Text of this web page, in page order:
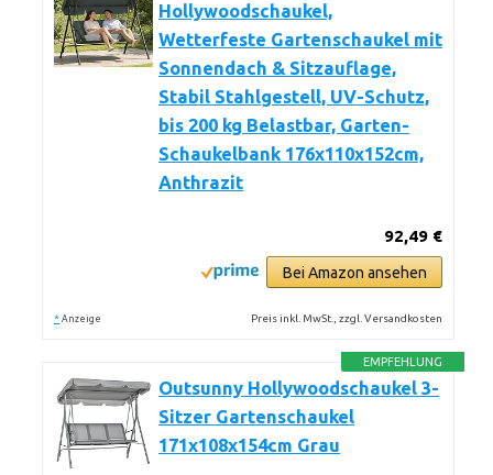
Hollywoodschaukel,
Wetterfeste Gartenschaukel mit
Sonnendach & Sitzauflage,
Stabil Stahlgestell, UV-Schutz,
bis 200 kg Belastbar, Garten-
Schaukelbank 176x110x152cm,
Anthrazit
92,49 €
Bei Amazon ansehen
* Anzeige Preis inkl. MwSt., zzgl. Versandkosten
EMPFEHLUNG
Outsunny Hollywoodschaukel 3-
Sitzer Gartenschaukel
171x108x154cm Grau